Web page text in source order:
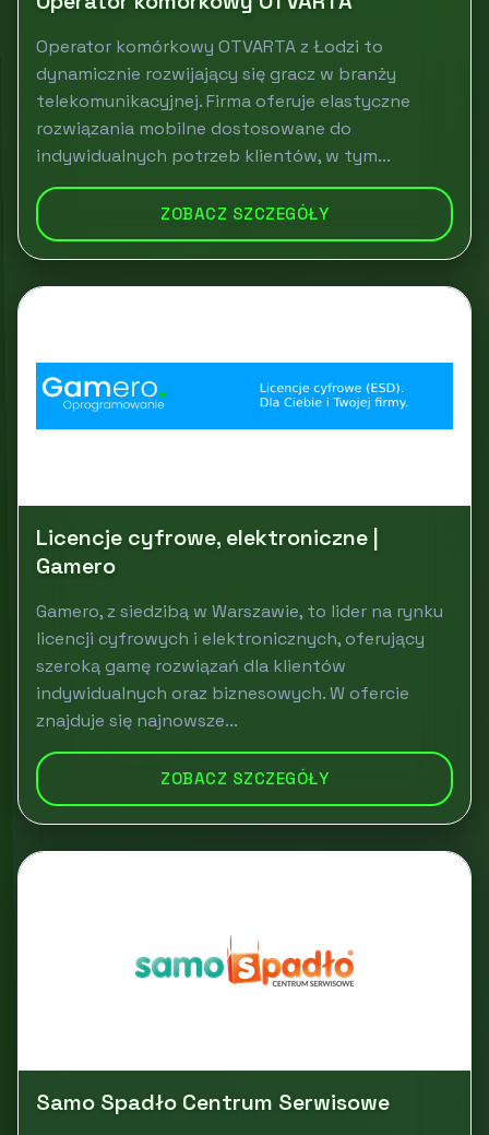
Operator komórkowy OTVARTA z Łodzi to
dynamicznie rozwijający się gracz w branży
telekomunikacyjnej. Firma oferuje elastyczne
rozwiązania mobilne dostosowane do
indywidualnych potrzeb klientów, w tym...
ZOBACZ SZCZEGÓŁY
Licencje cyfrowe, elektroniczne |
Gamero
Gamero, z siedzibą w Warszawie, to lider na rynku
licencji cyfrowych i elektronicznych, oferujący
szeroką gamę rozwiązań dla klientów
indywidualnych oraz biznesowych. W ofercie
znajduje się najnowsze...
ZOBACZ SZCZEGÓŁY
Samo Spadło Centrum Serwisowe